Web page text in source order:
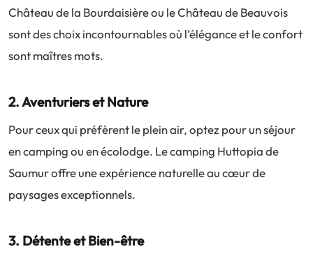
Château de la Bourdaisière ou le Château de Beauvois
sont des choix incontournables où l’élégance et le confort
sont maîtres mots.
2. Aventuriers et Nature
Pour ceux qui préfèrent le plein air, optez pour un séjour
en camping ou en écolodge. Le camping Huttopia de
Saumur offre une expérience naturelle au cœur de
paysages exceptionnels.
3. Détente et Bien-être